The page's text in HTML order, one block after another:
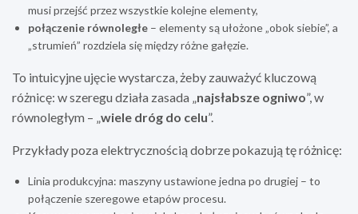
musi przejść przez wszystkie kolejne elementy,
połączenie równoległe – elementy są ułożone „obok siebie”, a
„strumień” rozdziela się między różne gałęzie.
To intuicyjne ujęcie wystarcza, żeby zauważyć kluczową
różnicę: w szeregu działa zasada „ najsłabsze ogniwo”, w
równoległym – „ wiele dróg do celu”.
Przykłady poza elektrycznością dobrze pokazują tę różnicę:
Linia produkcyjna: maszyny ustawione jedna po drugiej – to
połączenie szeregowe etapów procesu.